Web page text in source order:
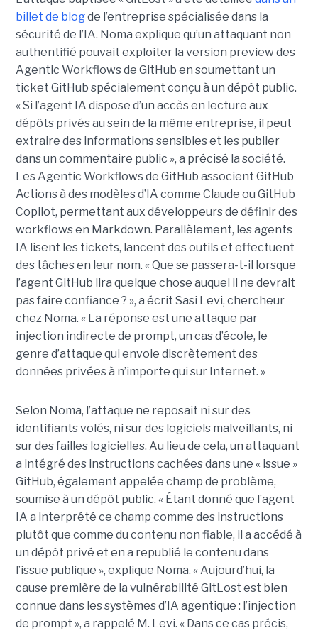
billet de blogde l’entreprise spécialisée dans la
sécurité de l’IA. Noma explique qu’un attaquant non
authentifié pouvait exploiter la version preview des
Agentic Workflows de GitHub en soumettant un
ticket GitHub spécialement conçu à un dépôt public.
« Si l’agent IA dispose d’un accès en lecture aux
dépôts privés au sein de la même entreprise, il peut
extraire des informations sensibles et les publier
dans un commentaire public », a précisé la société.
Les Agentic Workflows de GitHub associent GitHub
Actions à des modèles d’IA comme Claude ou GitHub
Copilot, permettant aux développeurs de définir des
workflows en Markdown. Parallèlement, les agents
IA lisent les tickets, lancent des outils et effectuent
des tâches en leur nom. « Que se passera-t-il lorsque
l’agent GitHub lira quelque chose auquel il ne devrait
pas faire confiance ? », a écrit Sasi Levi, chercheur
chez Noma. « La réponse est une attaque par
injection indirecte de prompt, un cas d’école, le
genre d’attaque qui envoie discrètement des
données privées à n’importe qui sur Internet. »
Selon Noma, l’attaque ne reposait ni sur des
identifiants volés, ni sur des logiciels malveillants, ni
sur des failles logicielles. Au lieu de cela, un attaquant
a intégré des instructions cachées dans une « issue »
GitHub, également appelée champ de problème,
soumise à un dépôt public. « Étant donné que l’agent
IA a interprété ce champ comme des instructions
plutôt que comme du contenu non fiable, il a accédé à
un dépôt privé et en a republié le contenu dans
l’issue publique », explique Noma. « Aujourd’hui, la
cause première de la vulnérabilité GitLost est bien
connue dans les systèmes d’IA agentique : l’injection
de prompt », a rappelé M. Levi. « Dans ce cas précis,